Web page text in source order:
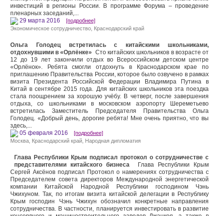
инвестиций в регионы России. В программе Форума – проведение
пленарных заседаний,...
29 марта 2016 [подробнее]
Экономическое сотрудничество Краснодарский край
Ольга Голодец встретилась с китайскими школьниками,
отдохнувшими в «Орлёнке» Сто китайских школьников в возрасте от
12 до 19 лет закончили отдых во Всероссийском детском центре
«Орлёнок». Ребята смогли отдохнуть в Краснодарском крае по
приглашению Правительства России, которое было озвучено в рамках
визита Президента Российской Федерации Владимира Путина в
Китай в сентябре 2015 года. Для китайских школьников эта поездка
стала поощрением за хорошую учёбу. В четверг, после завершения
отдыха, со школьниками в московском аэропорту Шереметьево
встретилась Заместитель Председателя Правительства Ольга
Голодец. «Добрый день, дорогие ребята! Мне очень приятно, что вы
здесь,...
05 февраля 2016 [подробнее]
Москва Краснодарский край Народная дипломатия
Глава Республики Крым подписал протокол о сотрудничестве с
представителями китайского бизнеса Глава Республики Крым
Сергей Аксёнов подписал Протокол о намерениях сотрудничества с
Председателем совета директоров Международной энергетической
компании Китайской Народной Республики господином Чэнь
Чжихуном. Так, по итогам визита китайской делегации в Республику
Крым господин Чэнь Чжихун обозначил конкретные направления
сотрудничества. В частности, планируется инвестировать в развитие